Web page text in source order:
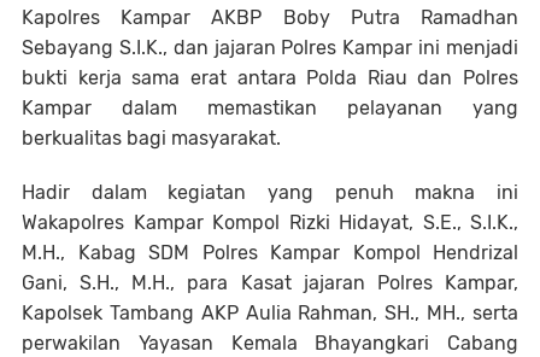
Kapolres Kampar AKBP Boby Putra Ramadhan
Sebayang S.I.K., dan jajaran Polres Kampar ini menjadi
bukti kerja sama erat antara Polda Riau dan Polres
Kampar dalam memastikan pelayanan yang
berkualitas bagi masyarakat.
Hadir dalam kegiatan yang penuh makna ini
Wakapolres Kampar Kompol Rizki Hidayat, S.E., S.I.K.,
M.H., Kabag SDM Polres Kampar Kompol Hendrizal
Gani, S.H., M.H., para Kasat jajaran Polres Kampar,
Kapolsek Tambang AKP Aulia Rahman, SH., MH., serta
perwakilan Yayasan Kemala Bhayangkari Cabang